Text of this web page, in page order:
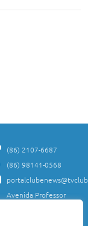
(86) 2107-6687
(86) 98141-0568
Avenida Professor